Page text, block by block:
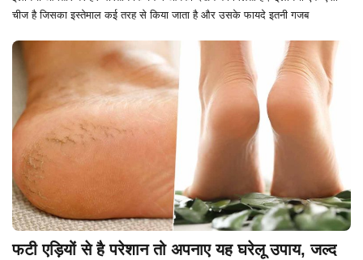
चीज है जिसका इस्तेमाल कई तरह से किया जाता है और उसके फायदे इतनी गजब
फटी एड़ियों से है परेशान तो अपनाए यह घरेलू उपाय, जल्द